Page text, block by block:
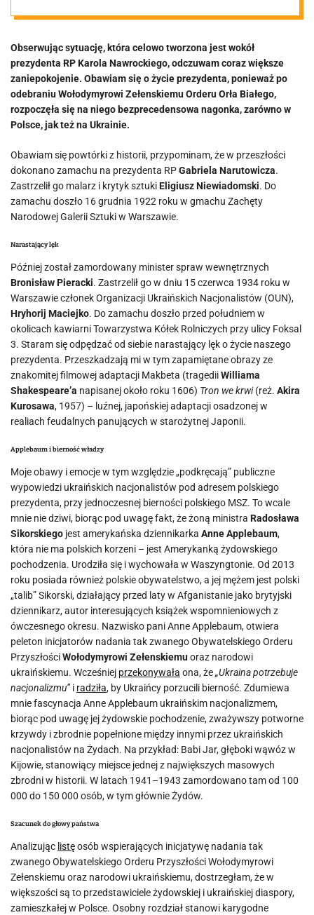
Obserwując sytuację, która celowo tworzona jest wokół
prezydenta RP Karola Nawrockiego, odczuwam coraz większe
zaniepokojenie. Obawiam się o życie prezydenta, ponieważ po
odebraniu Wołodymyrowi Zełenskiemu Orderu Orła Białego,
rozpoczęła się na niego bezprecedensowa nagonka, zarówno w
Polsce, jak też na Ukrainie.
Obawiam się powtórki z historii, przypominam, że w przeszłości
dokonano zamachu na prezydenta RPGabriela Narutowicza.
Zastrzelił go malarz i krytyk sztukiEligiusz Niewiadomski. Do
zamachu doszło 16 grudnia 1922 roku w gmachu Zachęty
Narodowej Galerii Sztuki w Warszawie.
Narastający lęk
Później został zamordowany minister spraw wewnętrznych
Bronisław Pieracki. Zastrzelił go w dniu 15 czerwca 1934 roku w
Warszawie członek Organizacji Ukraińskich Nacjonalistów (OUN),
Hryhorij Maciejko. Do zamachu doszło przed południem w
okolicach kawiarni Towarzystwa Kółek Rolniczych przy ulicy Foksal
3. Staram się odpędzać od siebie narastający lęk o życie naszego
prezydenta. Przeszkadzają mi w tym zapamiętane obrazy ze
znakomitej filmowej adaptacji Makbeta (tragediiWilliama
Shakespeare’a napisanej około roku 1606) Tron we krwi(reż. Akira
Kurosawa, 1957) – luźnej, japońskiej adaptacji osadzonej w
realiach feudalnych panujących w starożytnej Japonii.
Applebaum i bierność władzy
Moje obawy i emocje w tym względzie „podkręcają” publiczne
wypowiedzi ukraińskich nacjonalistów pod adresem polskiego
prezydenta, przy jednoczesnej bierności polskiego MSZ. To wcale
mnie nie dziwi, biorąc pod uwagę fakt, że żoną ministra Radosława
Sikorskiego jest amerykańska dziennikarka Anne Applebaum,
która nie ma polskich korzeni – jest Amerykanką żydowskiego
pochodzenia. Urodziła się i wychowała w Waszyngtonie. Od 2013
roku posiada również polskie obywatelstwo, a jej mężem jest polski
„talib” Sikorski, działający przed laty w Afganistanie jako brytyjski
dziennikarz, autor interesujących książek wspomnieniowych z
ówczesnego okresu. Nazwisko pani Anne Applebaum, otwiera
peleton inicjatorów nadania tak zwanego Obywatelskiego Orderu
PrzyszłościWołodymyrowi Zełenskiemuoraz narodowi
ukraińskiemu. Wcześniej przekonywała ona, że„Ukraina potrzebuje
nacjonalizmu”i radziła, by Ukraińcy porzucili bierność. Zdumiewa
mnie fascynacja Anne Applebaum ukraińskim nacjonalizmem,
biorąc pod uwagę jej żydowskie pochodzenie, zważywszy potworne
krzywdy i zbrodnie popełnione między innymi przez ukraińskich
nacjonalistów na Żydach. Na przykład: Babi Jar, głęboki wąwóz w
Kijowie, stanowiący miejsce jednej z największych masowych
zbrodni w historii. W latach 1941–1943 zamordowano tam od 100
000 do 150 000 osób, w tym głównie Żydów.
Szacunek do głowy państwa
Analizując listęosób wspierających inicjatywę nadania tak
zwanego Obywatelskiego Orderu Przyszłości Wołodymyrowi
Zełenskiemu oraz narodowi ukraińskiemu, dostrzegłam, że w
większości są to przedstawiciele żydowskiej i ukraińskiej diaspory,
zamieszkałej w Polsce. Osobny rozdział stanowi karygodne